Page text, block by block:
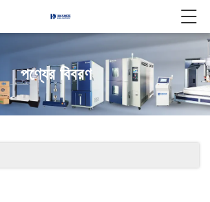
পণ্যের বিবরণ